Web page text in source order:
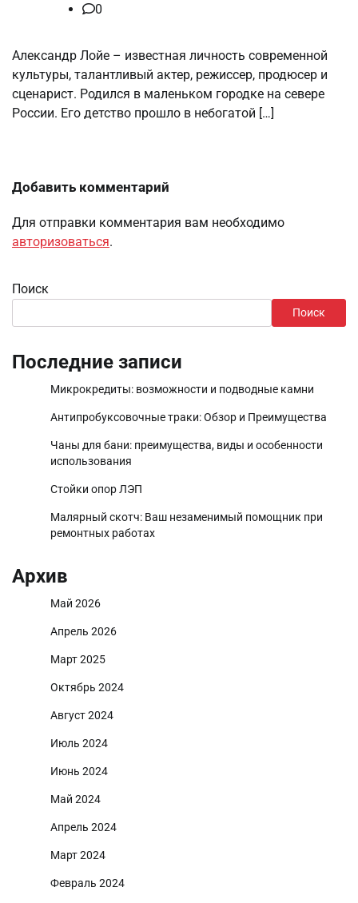
0
Александр Лойе – известная личность современной
культуры, талантливый актер, режиссер, продюсер и
сценарист. Родился в маленьком городке на севере
России. Его детство прошло в небогатой […]
Добавить комментарий
Для отправки комментария вам необходимо
авторизоваться.
Поиск
Поиск
Последние записи
Микрокредиты: возможности и подводные камни
Антипробуксовочные траки: Обзор и Преимущества
Чаны для бани: преимущества, виды и особенности
использования
Стойки опор ЛЭП
Малярный скотч: Ваш незаменимый помощник при
ремонтных работах
Архив
Май 2026
Апрель 2026
Март 2025
Октябрь 2024
Август 2024
Июль 2024
Июнь 2024
Май 2024
Апрель 2024
Март 2024
Февраль 2024